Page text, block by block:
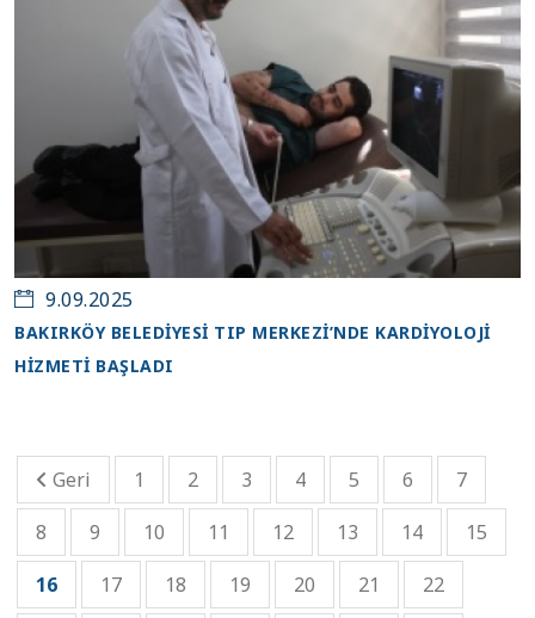
9.09.2025
BAKIRKÖY BELEDİYESİ TIP MERKEZİ’NDE KARDİYOLOJİ
HİZMETİ BAŞLADI
Geri 1 2 3 4 5 6
7
8
9 10 11 12 13 14
15
16
17 18 19 20 21
22